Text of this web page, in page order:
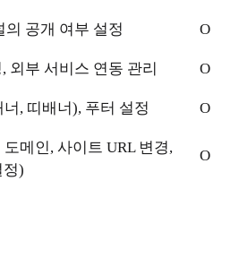
의 공개 여부 설정 O
외부 서비스 연동 관리 O
, 띠배너), 푸터 설정 O
메인, 사이트 URL 변경,
정)
O